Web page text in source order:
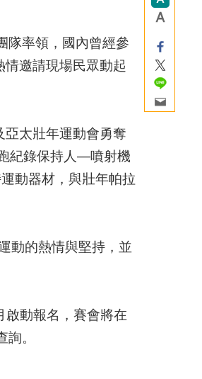
隊率領，國內曾經參
邀請現場民眾動起
太壯年運動會勇奪
紀錄保持人—噴射機
動器材，與壯年帕拉
動的熱情與堅持，並
動報名，賽會將在
。